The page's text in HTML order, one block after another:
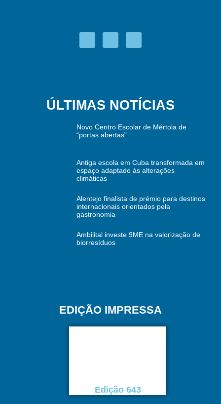
ÚLTIMAS NOTÍCIAS
Novo Centro Escolar de Mértola de
“portas abertas”
Antiga escola em Cuba transformada em
espaço adaptado às alterações
climáticas
Alentejo finalista de prémio para destinos
internacionais orientados pela
gastronomia
Ambilital investe 9ME na valorização de
biorresíduos
EDIÇÃO IMPRESSA
Edição 643